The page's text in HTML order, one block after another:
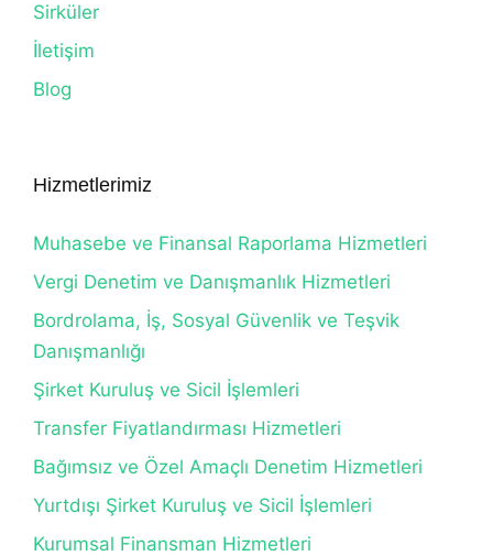
Sirküler
İletişim
Blog
Hizmetlerimiz
Muhasebe ve Finansal Raporlama Hizmetleri
Vergi Denetim ve Danışmanlık Hizmetleri
Bordrolama, İş, Sosyal Güvenlik ve Teşvik
Danışmanlığı
Şirket Kuruluş ve Sicil İşlemleri
Transfer Fiyatlandırması Hizmetleri
Bağımsız ve Özel Amaçlı Denetim Hizmetleri
Yurtdışı Şirket Kuruluş ve Sicil İşlemleri
Kurumsal Finansman Hizmetleri